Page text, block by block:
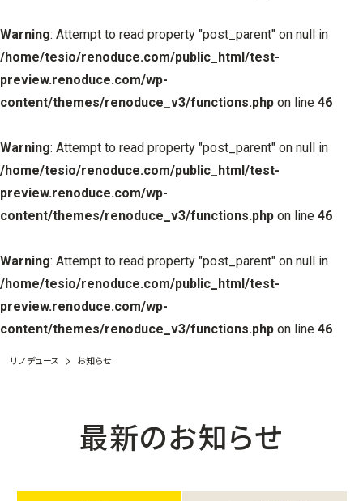
Warning: Attempt to read property "post_parent" on null in
/home/tesio/renoduce.com/public_html/test-
preview.renoduce.com/wp-
content/themes/renoduce_v3/functions.php on line 46
Warning: Attempt to read property "post_parent" on null in
/home/tesio/renoduce.com/public_html/test-
preview.renoduce.com/wp-
content/themes/renoduce_v3/functions.php on line 46
Warning: Attempt to read property "post_parent" on null in
/home/tesio/renoduce.com/public_html/test-
preview.renoduce.com/wp-
content/themes/renoduce_v3/functions.php on line 46
リノデュース お知らせ
最新のお知らせ